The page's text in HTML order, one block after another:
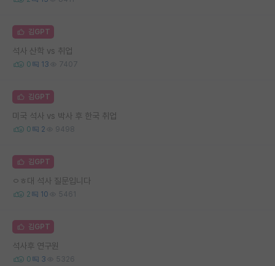
김GPT
석사 산학 vs 취업
0 13 7407
김GPT
미국 석사 vs 박사 후 한국 취업
0 2 9498
김GPT
ㅇㅎ대 석사 질문입니다
2 10 5461
김GPT
석사후 연구원
0 3 5326